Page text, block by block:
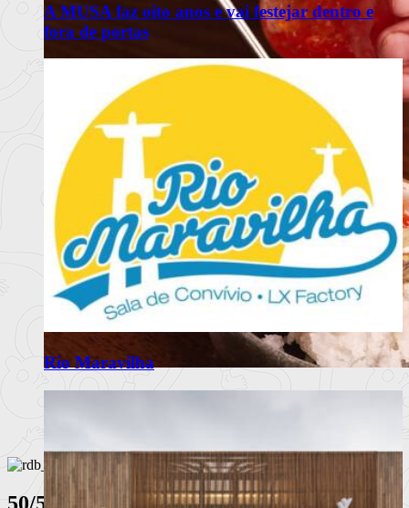
A MUSA faz oito anos e vai festejar dentro e
fora de portas
Rio Maravilha
Restaurante com recomendação do Guia Michelin propõe
experiência intimis